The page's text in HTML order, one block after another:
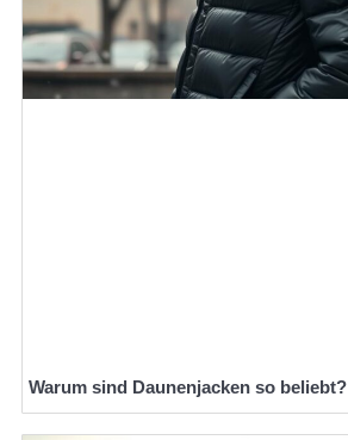
Warum sind Daunenjacken so beliebt?